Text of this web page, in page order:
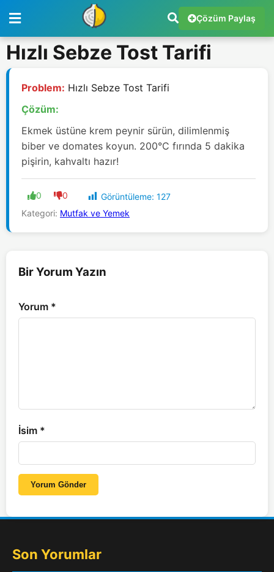
Çözüm Paylaş
Hızlı Sebze Tost Tarifi
Problem: Hızlı Sebze Tost Tarifi
Çözüm:
Ekmek üstüne krem peynir sürün, dilimlenmiş
biber ve domates koyun. 200°C fırında 5 dakika
pişirin, kahvaltı hazır!
0 0 Görüntüleme: 127
Kategori: Mutfak ve Yemek
Bir Yorum Yazın
Yorum *
İsim *
Yorum Gönder
Son Yorumlar